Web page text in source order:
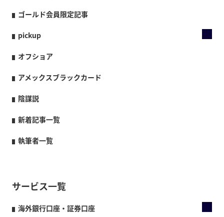
ゴールド会員限定記事
pickup
オフショア
アメックスブラックカード
陰謀説
新着記事一覧
執筆者一覧
サービス一覧
海外銀行口座・証券口座